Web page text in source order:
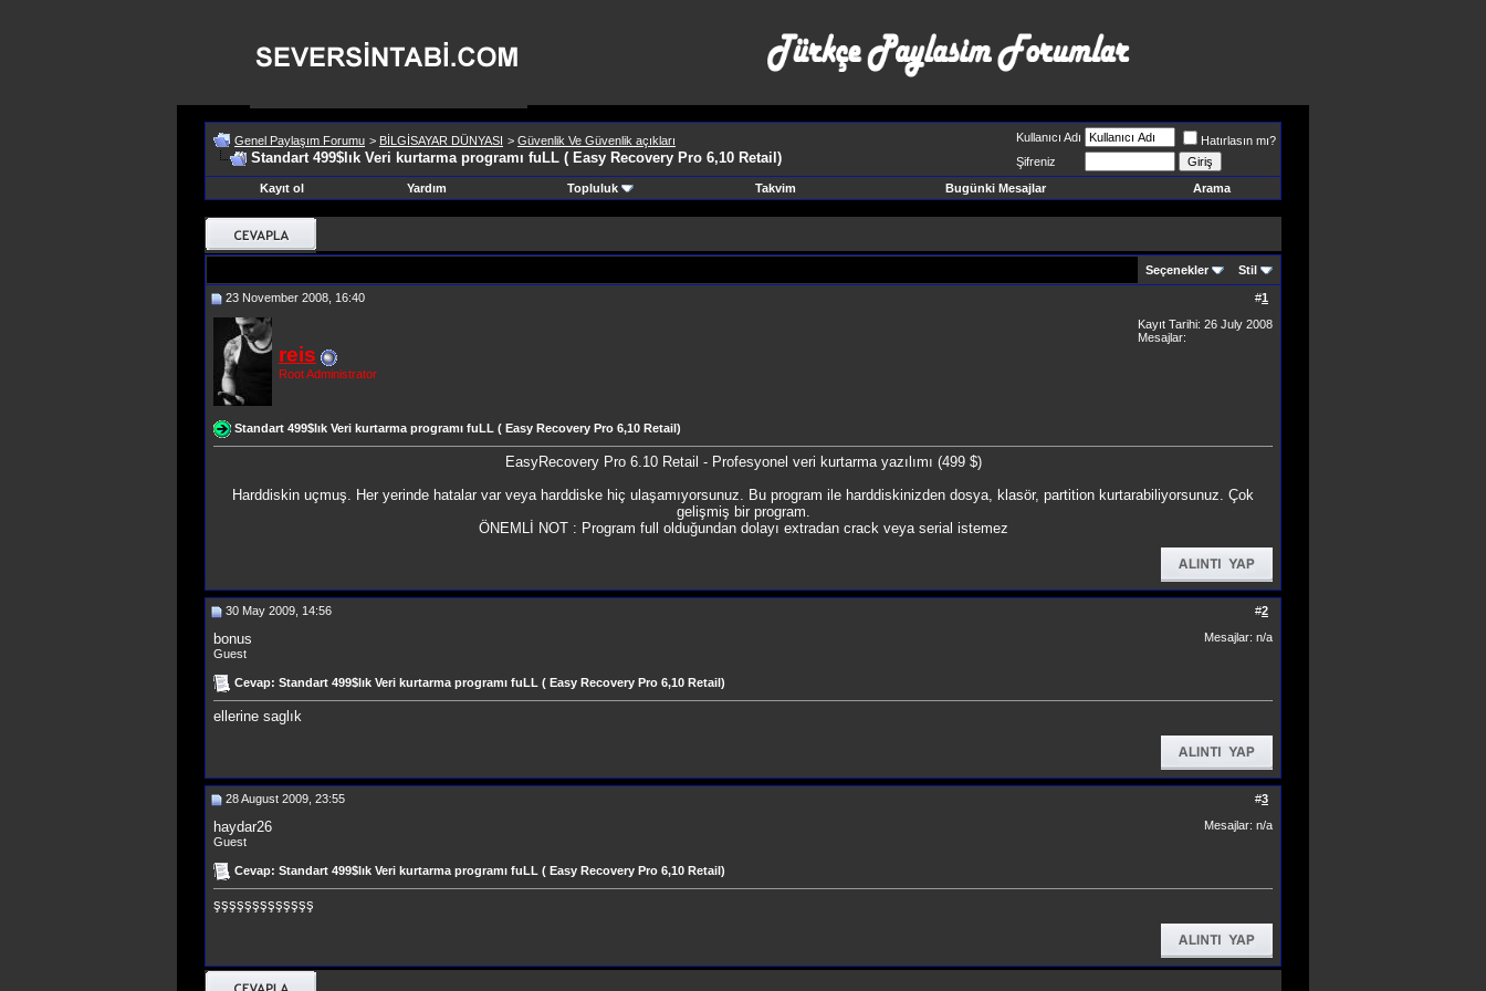
Genel Paylaşım Forumu > BİLGİSAYAR DÜNYASI > Güvenlik Ve Güvenlik açıkları
Standart 499$lık Veri kurtarma programı fuLL ( Easy Recovery Pro 6,10 Retail)
Kullanıcı Adı
Hatırlasın mı?
Şifreniz
Kayıt ol
Yardım Topluluk Takvim Bugünki Mesajlar Arama
Seçenekler Stil
#1
23 November 2008, 16:40
reis
Root Administrator
Kayıt Tarihi: 26 July 2008
Mesajlar:
Standart 499$lık Veri kurtarma programı fuLL ( Easy Recovery Pro 6,10 Retail)
EasyRecovery Pro 6.10 Retail - Profesyonel veri kurtarma yazılımı (499 $)
Harddiskin uçmuş. Her yerinde hatalar var veya harddiske hiç ulaşamıyorsunuz. Bu program ile harddiskinizden dosya, klasör, partition kurtarabiliyorsunuz. Çok
gelişmiş bir program.
ÖNEMLİ NOT : Program full olduğundan dolayı extradan crack veya serial istemez
#2
30 May 2009, 14:56
bonus
Guest
Mesajlar: n/a
Cevap: Standart 499$lık Veri kurtarma programı fuLL ( Easy Recovery Pro 6,10 Retail)
ellerine saglık
#3
28 August 2009, 23:55
haydar26
Guest
Mesajlar: n/a
Cevap: Standart 499$lık Veri kurtarma programı fuLL ( Easy Recovery Pro 6,10 Retail)
şşşşşşşşşşşşş